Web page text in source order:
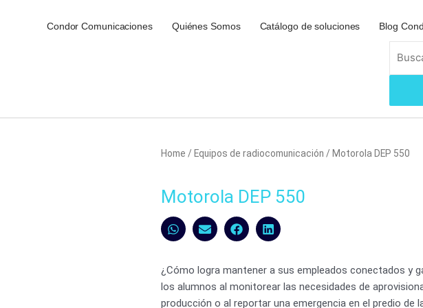
Condor Comunicaciones Quiénes Somos Catálogo de soluciones Blog
Search
Home / Equipos de radiocomunicación / Motorola DEP 550
Motorola DEP 550
¿Cómo logra mantener a sus empleados conectados y
los alumnos al monitorear las necesidades de
producción o al reportar una emergencia en el predio de